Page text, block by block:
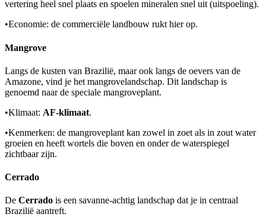
vertering heel snel plaats en spoelen mineralen snel uit (uitspoeling).
•Economie: de commerciële landbouw rukt hier op.
Mangrove
Langs de kusten van Brazilië, maar ook langs de oevers van de
Amazone, vind je het mangrovelandschap. Dit landschap is
genoemd naar de speciale mangroveplant.
•Klimaat: AF-klimaat.
•Kenmerken: de mangroveplant kan zowel in zoet als in zout water
groeien en heeft wortels die boven en onder de waterspiegel
zichtbaar zijn.
Cerrado
De Cerrado is een savanne-achtig landschap dat je in centraal
Brazilië aantreft.